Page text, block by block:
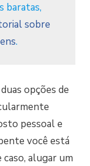
baratas,
sobre
.
opções de
pessoal e
você está
caso, alugar um